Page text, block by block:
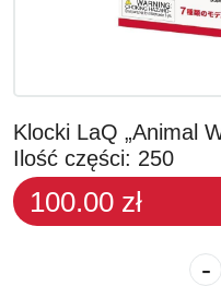
Klocki LaQ „Animal
Ilość części: 250
100.00 zł
-